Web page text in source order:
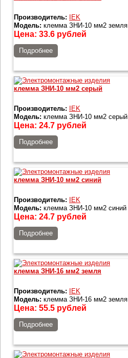
Производитель:
IEK
Модель: клемма ЗНИ-10 мм2 земля
Цена: 33.6 рублей
Подробнее
клемма ЗНИ-10 мм2 серый
Производитель:
IEK
Модель: клемма ЗНИ-10 мм2 серый
Цена: 24.7 рублей
Подробнее
клемма ЗНИ-10 мм2 синий
Производитель:
IEK
Модель: клемма ЗНИ-10 мм2 синий
Цена: 24.7 рублей
Подробнее
клемма ЗНИ-16 мм2 земля
Производитель:
IEK
Модель: клемма ЗНИ-16 мм2 земля
Цена: 55.5 рублей
Подробнее